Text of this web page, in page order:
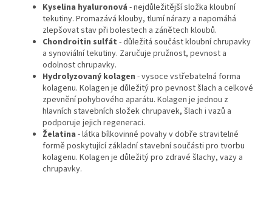
Kyselina hyaluronová - nejdůležitější složka kloubní
tekutiny. Promazává klouby, tlumí nárazy a napomáhá
zlepšovat stav při bolestech a zánětech kloubů.
Chondroitin sulfát - důležitá součást kloubní chrupavky
a synoviální tekutiny. Zaručuje pružnost, pevnost a
odolnost chrupavky.
Hydrolyzovaný kolagen - vysoce vstřebatelná forma
kolagenu. Kolagen je důležitý pro pevnost šlach a celkové
zpevnění pohybového aparátu. Kolagen je jednou z
hlavních stavebních složek chrupavek, šlach i vazů a
podporuje jejich regeneraci.
Želatina - látka bílkovinné povahy v dobře stravitelné
formě poskytující základní stavební součásti pro tvorbu
kolagenu. Kolagen je důležitý pro zdravé šlachy, vazy a
chrupavky.